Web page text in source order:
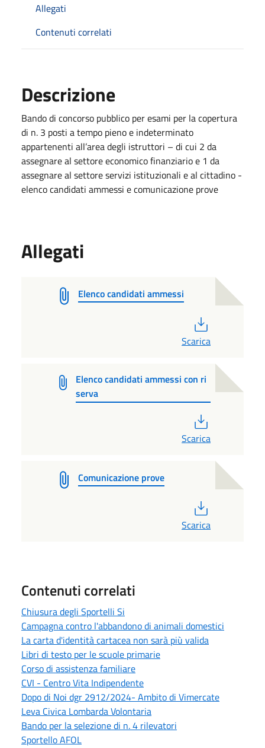
Allegati
Contenuti correlati
Descrizione
Bando di concorso pubblico per esami per la copertura
di n. 3 posti a tempo pieno e indeterminato
appartenenti all’area degli istruttori – di cui 2 da
assegnare al settore economico finanziario e 1 da
assegnare al settore servizi istituzionali e al cittadino -
elenco candidati ammessi e comunicazione prove
Allegati
Elenco candidati ammessi
Scarica
Elenco candidati ammessi con ri
serva
Scarica
Comunicazione prove
Scarica
Contenuti correlati
Chiusura degli Sportelli Si
Campagna contro l'abbandono di animali domestici
La carta d'identità cartacea non sarà più valida
Libri di testo per le scuole primarie
Corso di assistenza familiare
CVI - Centro Vita Indipendente
Dopo di Noi dgr 2912/2024- Ambito di Vimercate
Leva Civica Lombarda Volontaria
Bando per la selezione di n. 4 rilevatori
Sportello AFOL